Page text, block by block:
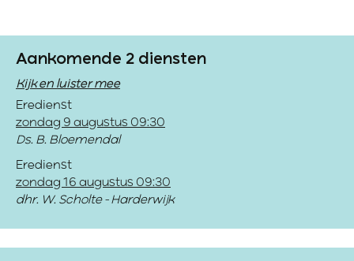
Aankomende 2 diensten
Kijk en luister mee
Eredienst
zondag 9 augustus 09:30
Ds. B. Bloemendal
Eredienst
zondag 16 augustus 09:30
dhr. W. Scholte - Harderwijk